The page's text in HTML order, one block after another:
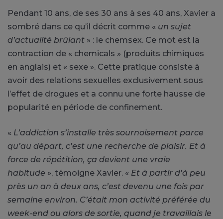
Pendant 10 ans, de ses 30 ans à ses 40 ans, Xavier a
sombré dans ce qu’il décrit comme « un sujet
d’actualité brûlant » : le chemsex. Ce mot est la
contraction de « chemicals » (produits chimiques
en anglais) et « sexe ». Cette pratique consiste à
avoir des relations sexuelles exclusivement sous
l’effet de drogues et a connu une forte hausse de
popularité en période de confinement.
« L’addiction s’installe très sournoisement parce
qu’au départ, c’est une recherche de plaisir. Et à
force de répétition, ça devient une vraie
habitude », témoigne Xavier. « Et à partir d’à peu
près un an à deux ans, c’est devenu une fois par
semaine environ. C’était mon activité préférée du
week-end ou alors de sortie, quand je travaillais le